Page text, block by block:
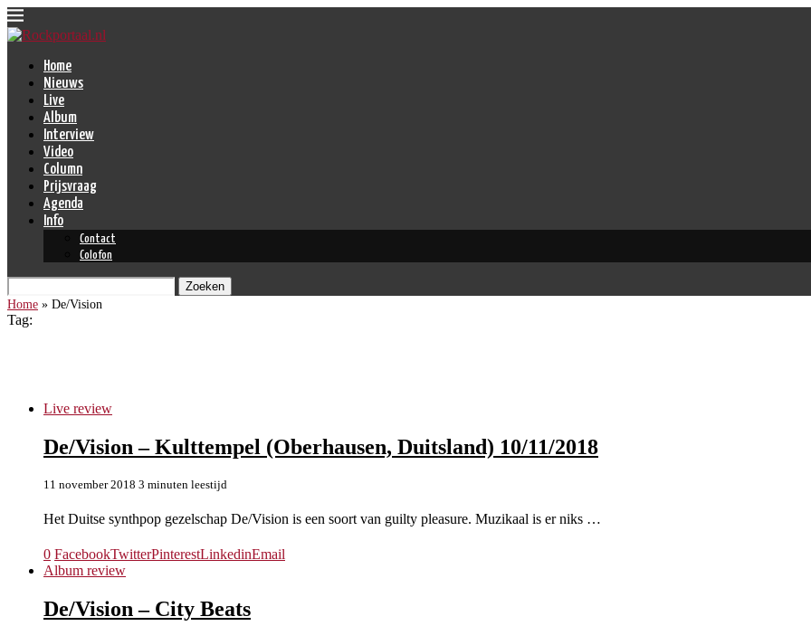
Home
Nieuws
Live
Album
Interview
Video
Column
Prijsvraag
Agenda
Info
Contact
Colofon
Zoeken
Home » De/Vision
Tag:
Live review
De/Vision – Kulttempel (Oberhausen, Duitsland) 10/11/2018
11 november 2018 3 minuten leestijd
Het Duitse synthpop gezelschap De/Vision is een soort van guilty pleasure. Muzikaal is er niks …
0 FacebookTwitterPinterestLinkedinEmail
Album review
De/Vision – City Beats